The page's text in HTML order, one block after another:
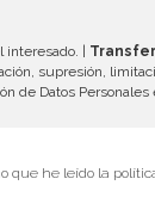
interesado. |
supresión,
de Datos
he leído la